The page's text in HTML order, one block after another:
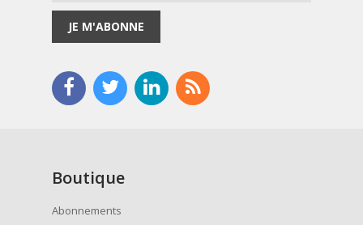
JE M'ABONNE
Boutique
Abonnements